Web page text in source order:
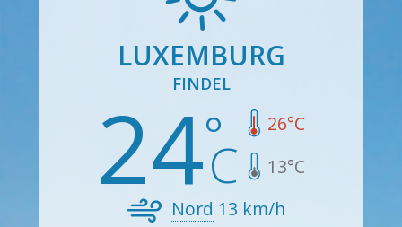
LUXEMBURG
FINDEL
24 26°C
13°C
Nord 13 km/h